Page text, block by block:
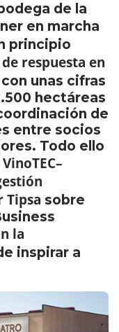
de la
en marcha
principio
respuesta en
unas cifras
hectáreas
de
entre socios
Todo ello
sobre
la
inspirar a